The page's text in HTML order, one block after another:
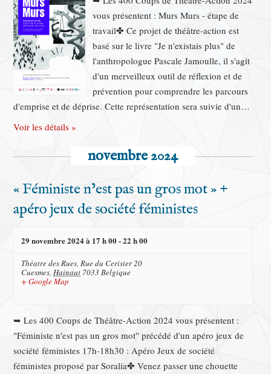
m
e
n
t
vous présentent : Murs Murs - étape de
travail✤ Ce projet de théâtre-action est
basé sur le livre "Je n'existais plus" de
l'anthropologue Pascale Jamoulle, il s'agit
d'un merveilleux outil de réflexion et de
prévention pour comprendre les parcours
d'emprise et de déprise. Cette représentation sera suivie d'un…
Voir les détails »
novembre 2024
« Féministe n’est pas un gros mot » +
apéro jeux de société féministes
29 novembre 2024 à 17 h 00-22 h 00
Théatre des Rues, Rue du Cerisier 20
Cuesmes, Hainaut 7033 Belgique
+ Google Map
➥ Les 400 Coups de Théâtre-Action 2024 vous présentent :
"Féministe n'est pas un gros mot" précédé d'un apéro jeux de
société féministes 17h-18h30 : Apéro Jeux de société
féministes proposé par Soralia✤ Venez passer une chouette